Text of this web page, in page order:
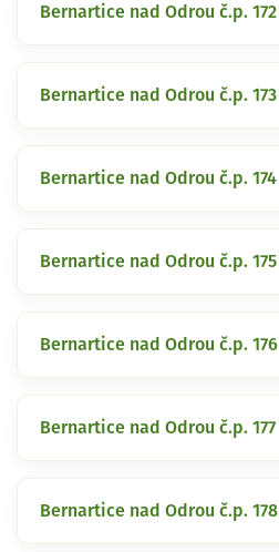
Bernartice nad Odrou č.p. 172
Bernartice nad Odrou č.p. 173
Bernartice nad Odrou č.p. 174
Bernartice nad Odrou č.p. 175
Bernartice nad Odrou č.p. 176
Bernartice nad Odrou č.p. 177
Bernartice nad Odrou č.p. 178